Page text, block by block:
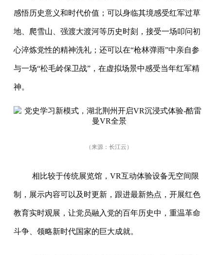
感悟历史意义和时代价值；可以身临其境感受红军过草
地、爬雪山、强渡大渡河等历史时刻，接受一场叩问初
心淬炼党性的精神洗礼；还可以在“枪林弹雨”中亲自参
与一场“松毛岭保卫战”，在虚拟场景中感受当年红军精
神。
（来源： 长江云 ）
相比较于传统展览馆，VR互动体验设备无空间限
制，展示内容可以及时更新，跟进最新热点，开展红色
教育实时观展，让党员融入党的百年历史中，重温革命
斗争、领略新时代国家的巨大成就。